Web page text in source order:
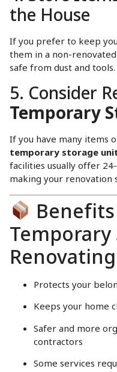
the House
If you prefer to keep
them in a non-
safe from dust and tools.
5. Consider
Temporary
If you have many items
temporary storage
facilities usually offer
making your renovation
Renovating
Protects your
Keeps your home
Safer and more
contractors
Some services